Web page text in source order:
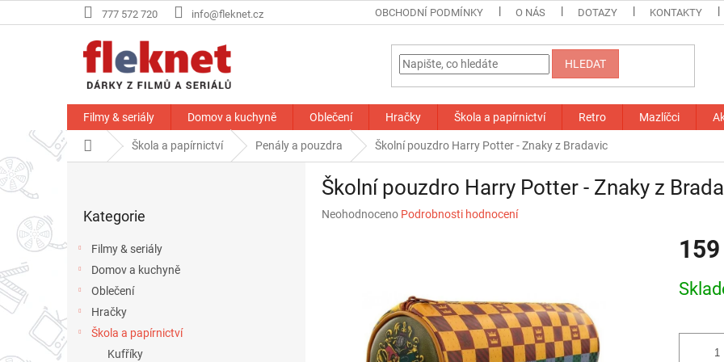
na
777 572 720 info@fleknet.cz OBCHODNÍ PODMÍNKY O NÁS DOTAZY KONTAKTY
HLEDAT
Filmy & seriály Domov a kuchyně Oblečení Hračky Škola a papírnictví Retro Mazlíčci
Domů Škola a papírnictví Penály a pouzdra Školní pouzdro Harry Potter - Znaky z Bradavic
r
p
a
kategorie
Kategorie
Filmy & seriály
Domov a kuchyně
Oblečení
Hračky
Škola a papírnictví
Kufříky
Školní pouzdro Harry Potter - Znaky z
Průměrné
Neohodnoceno Podrobnosti hodnocení
cena: